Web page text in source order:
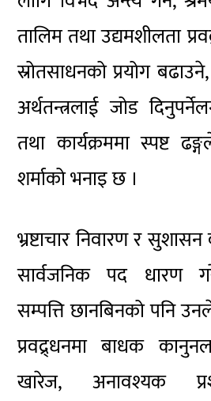
तालिम तथा उद्यमशीलता
स्रोतसाधनको प्रयोग
अर्थतन्त्रलाई जोड
तथा कार्यक्रममा स्पष्ट
शर्माको भनाइ छ ।
भ्रष्टाचार निवारण र
सार्वजनिक पद धारण
सम्पत्ति छानबिनको पनि
प्रवद्र्धनमा बाधक
खारेज, अनावश्यक